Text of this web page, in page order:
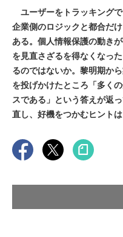
ユーザーをトラッキング
企業側のロジックと都合だ
ある。個人情報保護の動き
を見直さざるを得なくなっ
るのではないか。黎明期か
を投げかけたところ「多く
スである」という答えが返
直し、好機をつかむヒントは